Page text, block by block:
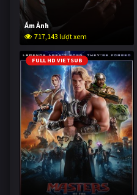
Ám Ảnh
717,143 lượt xem
FULL HD VIETSUB